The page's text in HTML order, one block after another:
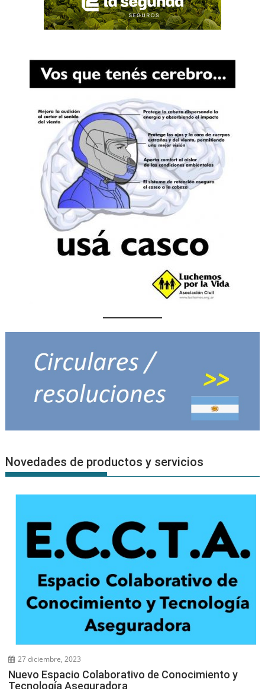
Novedades de productos y servicios
27 diciembre, 2023
Nuevo Espacio Colaborativo de Conocimiento y
Tecnología Aseguradora